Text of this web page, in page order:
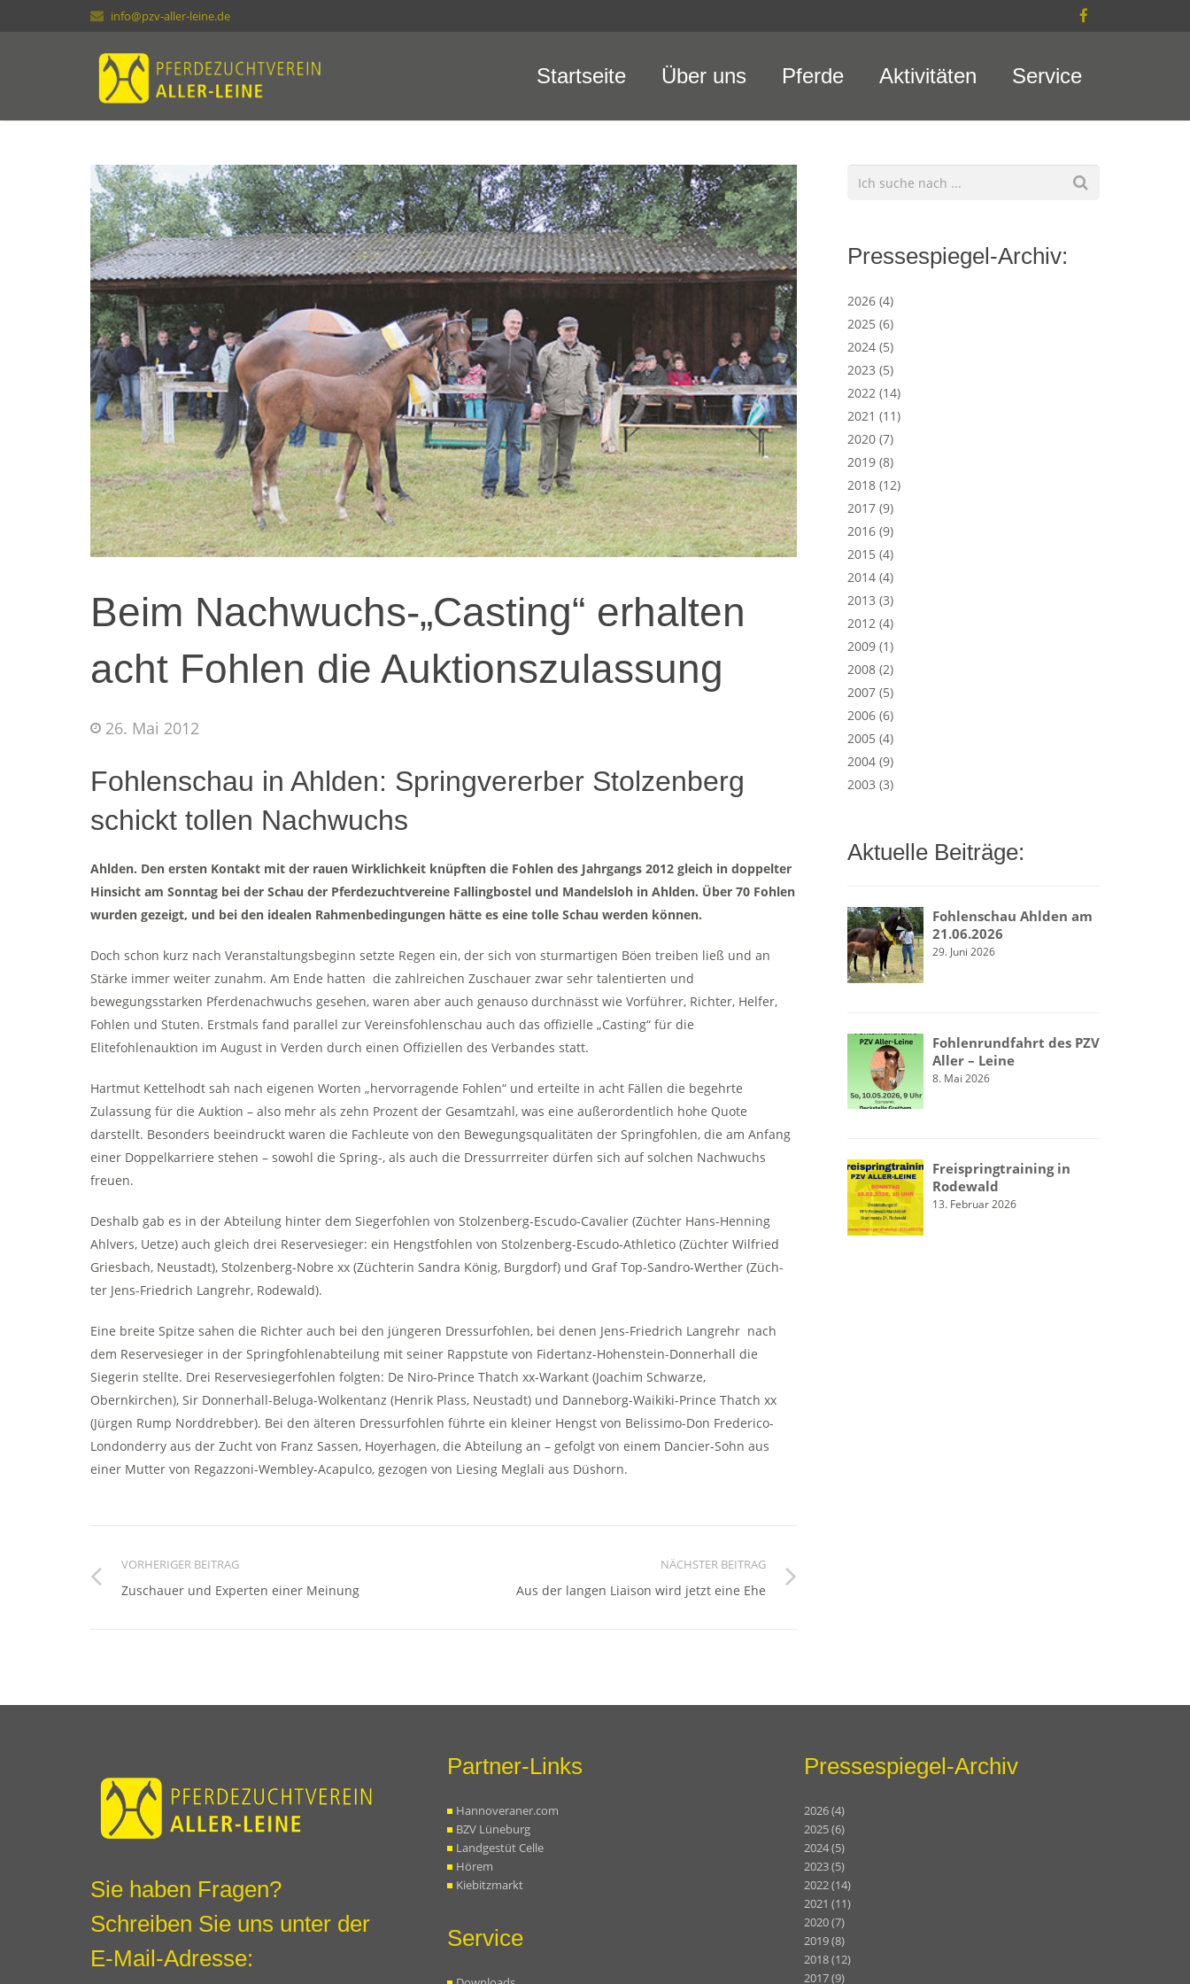
info@pzv-aller-leine.de
Startseite Über uns Pferde Aktivitäten Service
Beim Nachwuchs-„Casting“ erhalten
acht Fohlen die Auktionszulassung
26. Mai 2012
Fohlenschau in Ahlden: Springvererber Stolzenberg
schickt tollen Nachwuchs
Ahlden. Den ersten Kontakt mit der rauen Wirklichkeit knüpften die Fohlen des Jahrgangs 2012 gleich in doppelter
Hinsicht am Sonntag bei der Schau der Pferdezuchtvereine Fallingbostel und Mandelsloh in Ahlden. Über 70 Fohlen
wurden gezeigt, und bei den idealen Rahmenbedingungen hätte es eine tolle Schau werden können.
Doch schon kurz nach Veranstaltungsbeginn setzte Regen ein, der sich von sturmartigen Böen treiben ließ und an
Stärke immer weiter zunahm. Am Ende hatten die zahlreichen Zuschauer zwar sehr talentierten und
bewegungsstarken Pferdenachwuchs gesehen, waren aber auch genauso durchnässt wie Vorführer, Richter, Helfer,
Fohlen und Stuten. Erstmals fand parallel zur Vereinsfohlenschau auch das offizielle „Casting“ für die
Elitefohlenauktion im August in Verden durch einen Offiziellen des Verbandes statt.
Hartmut Kettelhodt sah nach eigenen Worten „hervorragende Fohlen“ und erteilte in acht Fällen die begehrte
Zulassung für die Auktion – also mehr als zehn Prozent der Gesamtzahl, was eine außerordentlich hohe Quote
darstellt. Besonders beeindruckt waren die Fachleute von den Bewegungsqualitäten der Springfohlen, die am Anfang
einer Doppelkarriere stehen – sowohl die Spring-, als auch die Dressurrreiter dürfen sich auf solchen Nachwuchs
freuen.
Deshalb gab es in der Abteilung hinter dem Siegerfohlen von Stolzenberg-Escudo-Cavalier (Züchter Hans-Henning
Ahlvers, Uetze) auch gleich drei Reservesieger: ein Hengstfohlen von Stolzenberg-Escudo-Athletico (Züchter Wilfried
Griesbach, Neustadt), Stolzenberg-Nobre xx (Züchterin Sandra König, Burgdorf) und Graf Top-Sandro-Werther (Züch-
ter Jens-Friedrich Langrehr, Rodewald).
Eine breite Spitze sahen die Richter auch bei den jüngeren Dressurfohlen, bei denen Jens-Friedrich Langrehr nach
dem Reservesieger in der Springfohlenabteilung mit seiner Rappstute von Fidertanz-Hohenstein-Donnerhall die
Siegerin stellte. Drei Reservesiegerfohlen folgten: De Niro-Prince Thatch xx-Warkant (Joachim Schwarze,
Obernkirchen), Sir Donnerhall-Beluga-Wolkentanz (Henrik Plass, Neustadt) und Danneborg-Waikiki-Prince Thatch xx
(Jürgen Rump Norddrebber). Bei den älteren Dressurfohlen führte ein kleiner Hengst von Belissimo-Don Frederico-
Londonderry aus der Zucht von Franz Sassen, Hoyerhagen, die Abteilung an – gefolgt von einem Dancier-Sohn aus
einer Mutter von Regazzoni-Wembley-Acapulco, gezogen von Liesing Meglali aus Düshorn.
VORHERIGER BEITRAG
Zuschauer und Experten einer Meinung
NÄCHSTER BEITRAG
Aus der langen Liaison wird jetzt eine Ehe
Pressespiegel-Archiv:
2026 (4)
2025 (6)
2024 (5)
2023 (5)
2022 (14)
2021 (11)
2020 (7)
2019 (8)
2018 (12)
2017 (9)
2016 (9)
2015 (4)
2014 (4)
2013 (3)
2012 (4)
2009 (1)
2008 (2)
2007 (5)
2006 (6)
2005 (4)
2004 (9)
2003 (3)
Aktuelle Beiträge:
Fohlenschau Ahlden am
21.06.2026
29. Juni 2026
Fohlenrundfahrt des PZV
Aller – Leine
8. Mai 2026
Freispringtraining in
Rodewald
13. Februar 2026
Sie haben Fragen?
Schreiben Sie uns unter der
E-Mail-Adresse:
Partner-Links
Hannoveraner.com
BZV Lüneburg
Landgestüt Celle
Hörem
Kiebitzmarkt
Service
Pressespiegel-Archiv
2026(4)
2025(6)
2024(5)
2023(5)
2022(14)
2021 (11)
2020(7)
2019(8)
2018(12)
2017(9)